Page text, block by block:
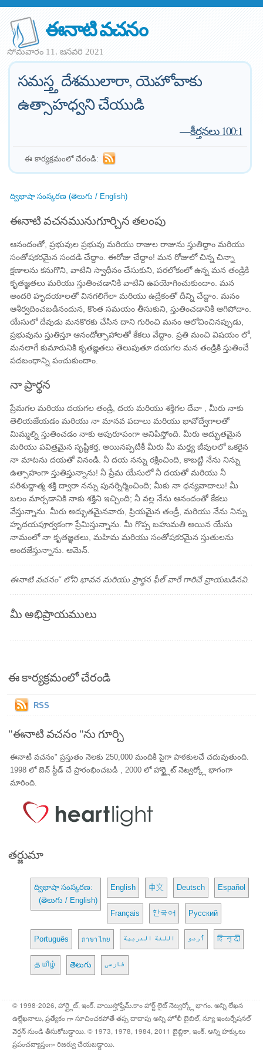
ఈనాటి వచనం
సోమవారం 11. జనవరి 2021
సమస్త్త దేశములారా, యెహోవాకు
ఉత్సాహధ్వని చేయుడి
—కీర్తనలు 100:1
ఈ కార్యక్రమంలో చేరండి:
ద్విభాషా సంస్కరణ (తెలుగు / English)
ఈనాటి వచనమునుగూర్చిన తలంపు
ఆనందంతో, ప్రభువుల ప్రభువు మరియు రాజుల రాజును స్తుతిద్దాం మరియు
సంతోషకరమైన సందడి చేద్దాం. ఈరోజు చేద్దాం! మన రోజులో చిన్న చిన్నా
క్షణాలను కనుగొని, వాటిని స్వాధీనం చేసుకుని, పరలోకంలో ఉన్న మన తండ్రికి
కృతజ్ఞతలు మరియు స్తుతించడానికి వాటిని ఉపయోగించుకుందాం. మన
అందరి హృదయాలతో వినగలిగేలా మరియు ఉద్రేకంతో దీన్ని చేద్దాం. మనం
ఆశీర్వదించబడినందున, కొంత సమయం తీసుకుని, స్తుతించడానికి ఆగిపోదాం.
యేసులో దేవుడు మనకొరకు చేసిన దాని గురించి మనం ఆలోచించినప్పుడు,
ప్రభువును స్తుతిస్తూ ఆనందోత్సాహాలతో కేకలు వేద్దాం. ప్రతి మంచి విషయం లో,
మనలాగే కుమారునికి కృతజ్ఞతలు తెలుపుతూ దయగల మన తండ్రికి స్తుతించే
పదబంధాన్ని పంచుకుందాం.
నా ప్రార్థన
ప్రేమగల మరియు దయగల తండ్రి, దయ మరియు శక్తిగల దేవా , మీరు నాకు
తెలియజేయడం మరియు నా మానవ పదాలు మరియు భావోద్వేగాలతో
మిమ్మల్ని స్తుతించడం నాకు అపురూపంగా అనిపిస్తోంది. మీరు అద్భుతమైన
మరియు పవిత్రమైన సృష్టికర్త, అయినప్పటికీ మీరు మీ మర్త్య జీవులలో ఒకరైన
నా మాటను దయతో వినండి. నీ దయ నన్ను రక్షించింది, కాబట్టి నేను నిన్ను
ఉత్సాహంగా స్తుతిస్తున్నాను! నీ ప్రేమ యేసులో నీ దయతో మరియు నీ
పరిశుద్దాత్మ శక్తి ద్వారా నన్ను పునర్నిర్మించింది; మీకు నా ధన్యవాదాలు! మీ
బలం మార్చడానికి నాకు శక్తిని ఇచ్చింది; నీ వల్ల నేను ఆనందంతో కేకలు
వేస్తున్నాను. మీరు అద్భుతమైనవారు, ప్రియమైన తండ్రీ, మరియు నేను నిన్ను
హృదయపూర్వకంగా ప్రేమిస్తున్నాను. మీ గొప్ప బహుమతి అయిన యేసు
నామంలో నా కృతజ్ఞతలు, మహిమ మరియు సంతోషకరమైన స్తుతులను
అందజేస్తున్నాను. ఆమెన్.
ఈనాటి వచనం" లోని భావన మరియు ప్రార్థన ఫీల్ వారే గారిచే వ్రాయబడినవి.
మీ అభిప్రాయములు
ఈ కార్యక్రమంలో చేరండి
RSS
"ఈనాటి వచనం "ను గూర్చి
ఈనాటి వచనం" ప్రస్తుతం నెలకు 250,000 మందికి పైగా పాఠకులచే చదువుతుంది.
1998 లో బెన్ స్టీడ్ చే ప్రారంభించబడి , 2000 లో హార్ట్లైట్ నెట్వర్క్లో భాగంగా
మారింది.
తర్జుమా
ద్విభాషా సంస్కరణ:
(తెలుగు / English)
English 中文 Deutsch Español
Français 한국어 Русский
Português ภาษาไทย اللغة العربية اُردو हिन्दी
தமிழ் తెలుగు فارسی
© 1998-2026, హార్ట్లైట్, ఇంక్. వాయిస్హోఫ్హీమ్.కాం హార్ట్ లైట్ నెట్వర్క్లో భాగం. అన్ని లేఖన
ఉల్లేఖనాలు, ప్రత్యేకం గా సూచించకపోతే తప్ప దాదాపు అన్ని హోలీ బైబిల్, న్యూ ఇంటర్నేషనల్
వెర్షన్ నుండి తీసుకోబడ్డాయి. © 1973, 1978, 1984, 2011 బైబ్లికా, ఇంక్. అన్ని హక్కులు
ప్రపంచవ్యాప్తంగా రిజర్వు చేయబడ్డాయి.